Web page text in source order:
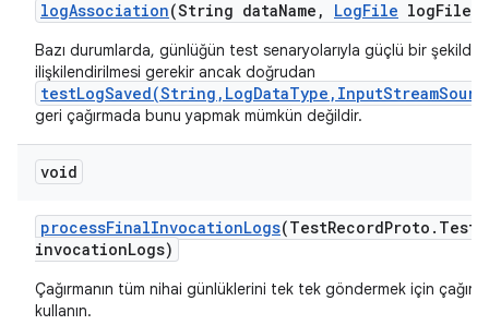
logAssociation(String dataName , LogFile logFile)
Bazı durumlarda, günlüğün test senaryolarıyla güçlü bir şekilde
ilişkilendirilmesi gerekir ancak doğrudan
geri çağırmada bunu yapmak mümkün değildir.
void
processFinalInvocationLogs(TestRecordProto . Test
invocationLogs)
Çağırmanın tüm nihai günlüklerini tek tek göndermek için
kullanın.